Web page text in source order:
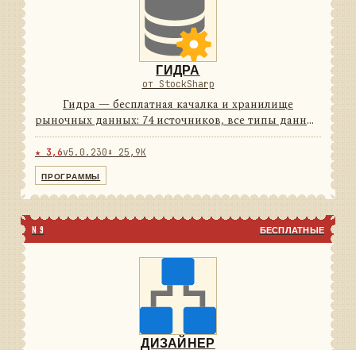
ГИДРА
от StockSharp
Гидра — бесплатная качалка и хранилище
рыночных данных: 74 источников, все типы данных
и своё хранилище с плотным сжатием. Работает по
расписанию и умеет отдавать данные другим
программам как сервер. ...
★ 3,6v5.0.230 ⬇ 25,9K
ПРОГРАММЫ
N 9 БЕСПЛАТНЫЕ
ДИЗАЙНЕР